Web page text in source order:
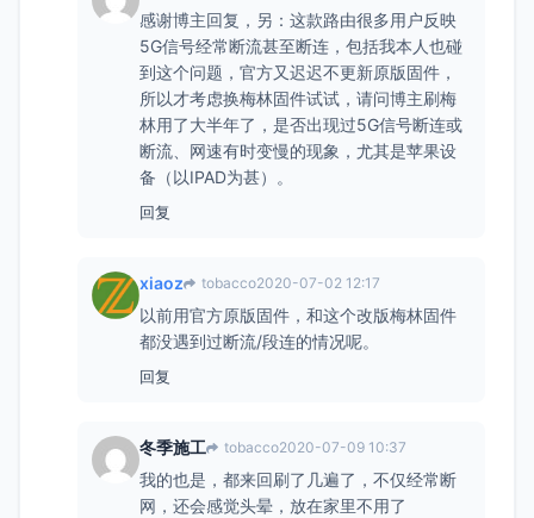
感谢博主回复，另：这款路由很多用户反映
5G信号经常断流甚至断连，包括我本人也碰
到这个问题，官方又迟迟不更新原版固件，
所以才考虑换梅林固件试试，请问博主刷梅
林用了大半年了，是否出现过5G信号断连或
断流、网速有时变慢的现象，尤其是苹果设
备（以IPAD为甚）。
回复
xiaoz tobacco2020-07-02 12:17
以前用官方原版固件，和这个改版梅林固件
都没遇到过断流/段连的情况呢。
回复
冬季施工 tobacco2020-07-09 10:37
我的也是，都来回刷了几遍了，不仅经常断
网，还会感觉头晕，放在家里不用了